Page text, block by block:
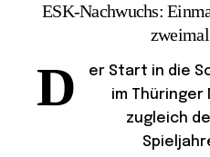
ESK-Nachwuchs:
D
er Start in die
im Thüringer
zugleich